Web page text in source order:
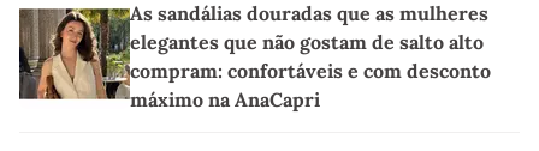
As sandálias douradas que as mulheres
elegantes que não gostam de salto alto
compram: confortáveis e com desconto
máximo na AnaCapri